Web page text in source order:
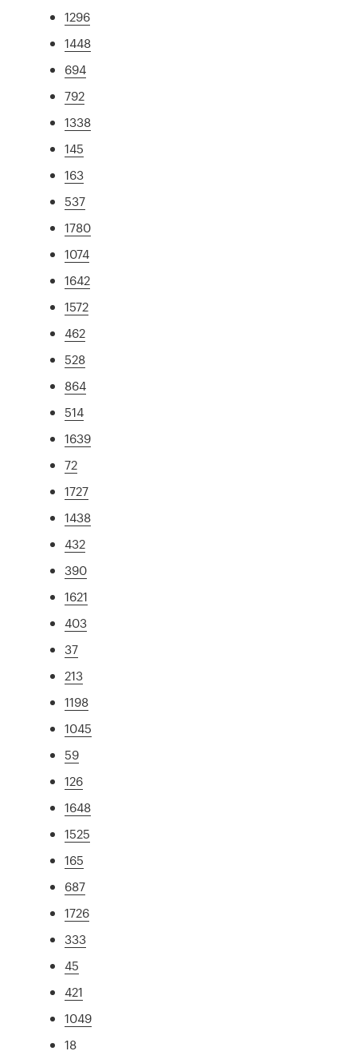
1296
1448
694
792
1338
145
163
537
1780
1074
1642
1572
462
528
864
514
1639
72
1727
1438
432
390
1621
403
37
213
1198
1045
59
126
1648
1525
165
687
1726
333
45
421
1049
18